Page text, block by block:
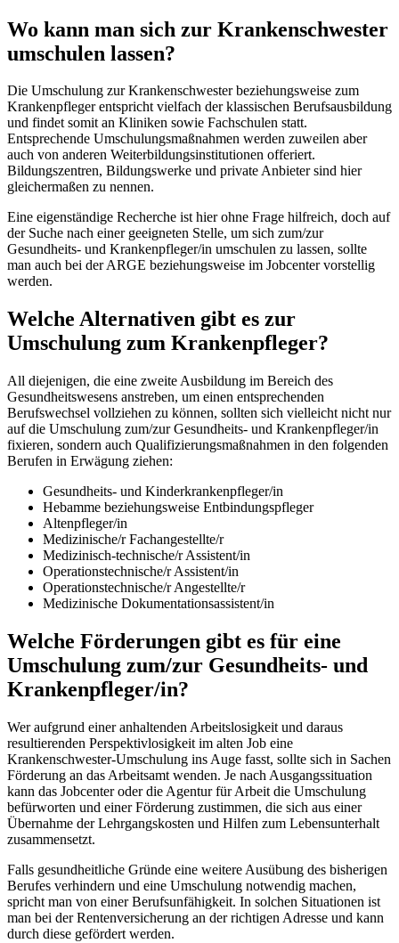
Wo kann man sich zur Krankenschwester
umschulen lassen?
Die Umschulung zur Krankenschwester beziehungsweise zum
Krankenpfleger entspricht vielfach der klassischen Berufsausbildung
und findet somit an Kliniken sowie Fachschulen statt.
Entsprechende Umschulungsmaßnahmen werden zuweilen aber
auch von anderen Weiterbildungsinstitutionen offeriert.
Bildungszentren, Bildungswerke und private Anbieter sind hier
gleichermaßen zu nennen.
Eine eigenständige Recherche ist hier ohne Frage hilfreich, doch auf
der Suche nach einer geeigneten Stelle, um sich zum/zur
Gesundheits- und Krankenpfleger/in umschulen zu lassen, sollte
man auch bei der ARGE beziehungsweise im Jobcenter vorstellig
werden.
Welche Alternativen gibt es zur
Umschulung zum Krankenpfleger?
All diejenigen, die eine zweite Ausbildung im Bereich des
Gesundheitswesens anstreben, um einen entsprechenden
Berufswechsel vollziehen zu können, sollten sich vielleicht nicht nur
auf die Umschulung zum/zur Gesundheits- und Krankenpfleger/in
fixieren, sondern auch Qualifizierungsmaßnahmen in den folgenden
Berufen in Erwägung ziehen:
Gesundheits- und Kinderkrankenpfleger/in
Hebamme beziehungsweise Entbindungspfleger
Altenpfleger/in
Medizinische/r Fachangestellte/r
Medizinisch-technische/r Assistent/in
Operationstechnische/r Assistent/in
Operationstechnische/r Angestellte/r
Medizinische Dokumentationsassistent/in
Welche Förderungen gibt es für eine
Umschulung zum/zur Gesundheits- und
Krankenpfleger/in?
Wer aufgrund einer anhaltenden Arbeitslosigkeit und daraus
resultierenden Perspektivlosigkeit im alten Job eine
Krankenschwester-Umschulung ins Auge fasst, sollte sich in Sachen
Förderung an das Arbeitsamt wenden. Je nach Ausgangssituation
kann das Jobcenter oder die Agentur für Arbeit die Umschulung
befürworten und einer Förderung zustimmen, die sich aus einer
Übernahme der Lehrgangskosten und Hilfen zum Lebensunterhalt
zusammensetzt.
Falls gesundheitliche Gründe eine weitere Ausübung des bisherigen
Berufes verhindern und eine Umschulung notwendig machen,
spricht man von einer Berufsunfähigkeit. In solchen Situationen ist
man bei der Rentenversicherung an der richtigen Adresse und kann
durch diese gefördert werden.